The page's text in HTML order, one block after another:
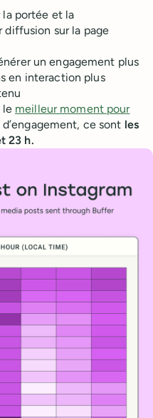
la portée et la
diffusion sur la page
un engagement plus
en interaction plus
le meilleur moment pour
ce sont les
23 h.